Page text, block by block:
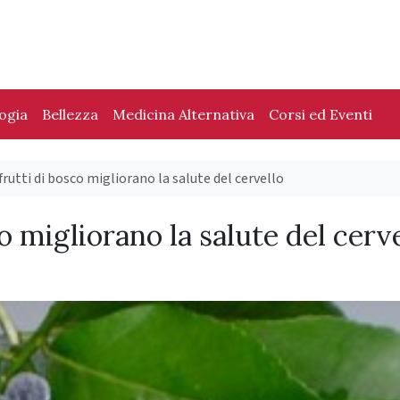
Bellezza Medicina Alternativa Corsi ed Eventi
di bosco migliorano la salute del cervello
migliorano la salute del